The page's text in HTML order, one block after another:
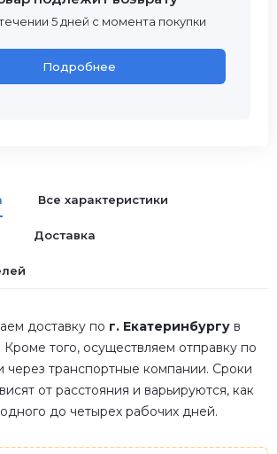
5 дней с момента покупки
Подробнее
Все характеристики
Доставка
доставку по г. Екатеринбургу в
Кроме того, осуществляем отправку по
через транспортные компании. Сроки
от расстояния и варьируются, как
до четырех рабочих дней.